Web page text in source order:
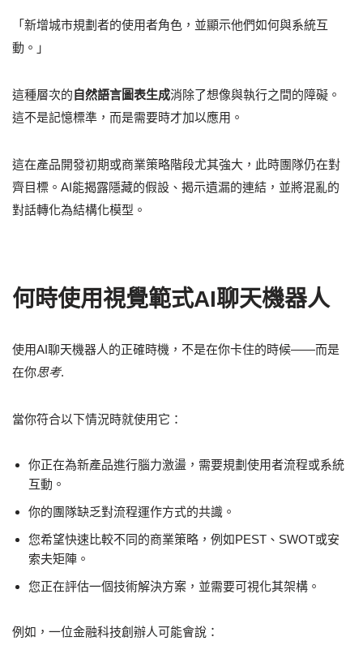
「新增城市規劃者的使用者角色，並顯示他們如何與系統互
動。」
這種層次的自然語言圖表生成消除了想像與執行之間的障礙。
這不是記憶標準，而是需要時才加以應用。
這在產品開發初期或商業策略階段尤其強大，此時團隊仍在對
齊目標。AI能揭露隱藏的假設、揭示遺漏的連結，並將混亂的
對話轉化為結構化模型。
何時使用視覺範式AI聊天機器人
使用AI聊天機器人的正確時機，不是在你卡住的時候——而是
在你思考.
當你符合以下情況時就使用它：
你正在為新產品進行腦力激盪，需要規劃使用者流程或系統
互動。
你的團隊缺乏對流程運作方式的共識。
您希望快速比較不同的商業策略，例如PEST、SWOT或安
索夫矩陣。
您正在評估一個技術解決方案，並需要可視化其架構。
例如，一位金融科技創辦人可能會說：